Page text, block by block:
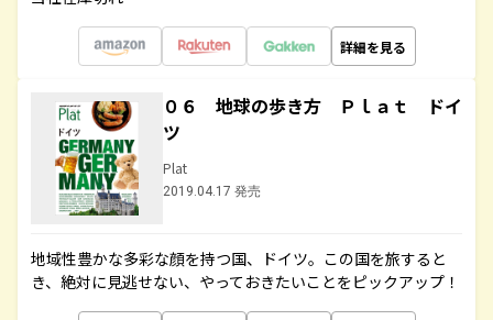
詳細を見る
０６ 地球の歩き方 Ｐｌａｔ ドイ
ツ
Plat
2019.04.17 発売
地域性豊かな多彩な顔を持つ国、ドイツ。この国を旅すると
き、絶対に見逃せない、やっておきたいことをピックアップ！